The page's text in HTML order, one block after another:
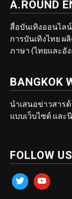
A.ROUND
สื่อบันเทิงออนไล
การบันเทิงไทย
ภาษา (ไทยและอั
BANGKOK
นำเสนอข่าวสาร
แบบเว็บไซต์ และ
FOLLOW US
twitter youtube